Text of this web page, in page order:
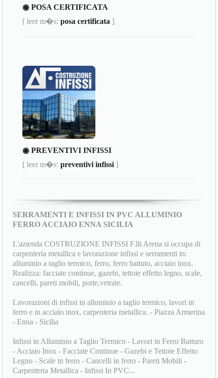
◉ POSA CERTIFICATA
[ leer m�s:posa certificata ]
◉ PREVENTIVI INFISSI
[ leer m�s:preventivi infissi ]
SERRAMENTI E INFISSI IN PVC ALLUMINIO
FERRO ACCIAIO ENNA SICILIA
L'azienda COSTRUZIONE INFISSI F.lli Arena si occupa di
carpenteria metallica e lavorazione infissi e serramenti in:
alluminio a taglio termico, ferro, ferro battuto, acciaio inox.
Realizza: facciate continue, gazebi, tettoie effetto legno, scale,
cancelli, pareti mobili, porte,vetrate.
Lavorazioni di infissi in alluminio a taglio termico, lavori in
ferro e in acciaio inox, carpenteria metallica. - Piazza Armerina
- Enna - Sicilia
Infissi in Alluminio a Taglio Termico - Lavori in Ferro Batturo
- Acciaio Inox - Facciate Continue - Gazebi e Tettoie Effetto
Legno - Scale in ferro - Cancelli in ferro - Pareti Mobili -
Carpenteria Metallica - Infissi In PVC...